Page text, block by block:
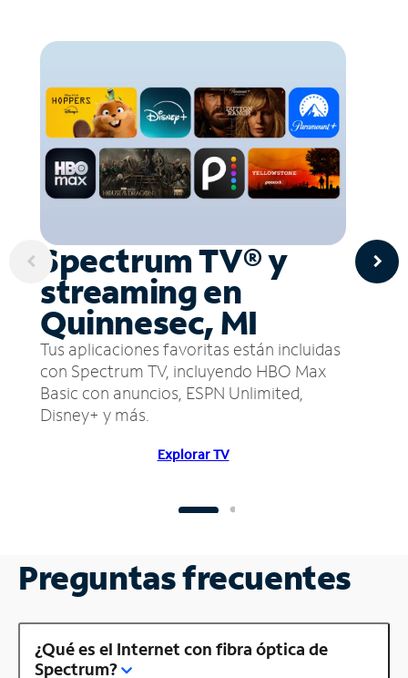
Spectrum TV® y
streaming en
Quinnesec, MI
Tus aplicaciones favoritas están incluidas
con Spectrum TV, incluyendo HBO Max
Basic con anuncios, ESPN Unlimited,
Disney+ y más.
Explorar TV
Preguntas frecuentes
¿Qué es el Internet con fibra óptica de
Spectrum?